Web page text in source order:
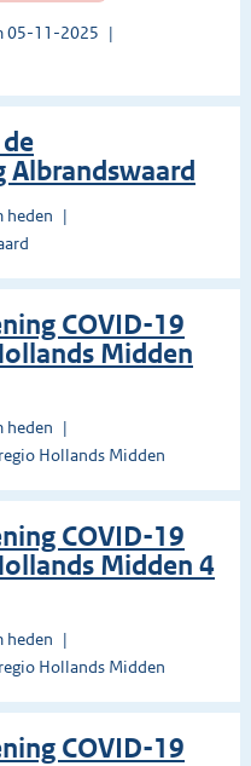
05-11-2025
Albrandswaard
heden
COVID-19
Midden
heden
Hollands Midden
COVID-19
Midden 4
heden
Hollands Midden
COVID-19